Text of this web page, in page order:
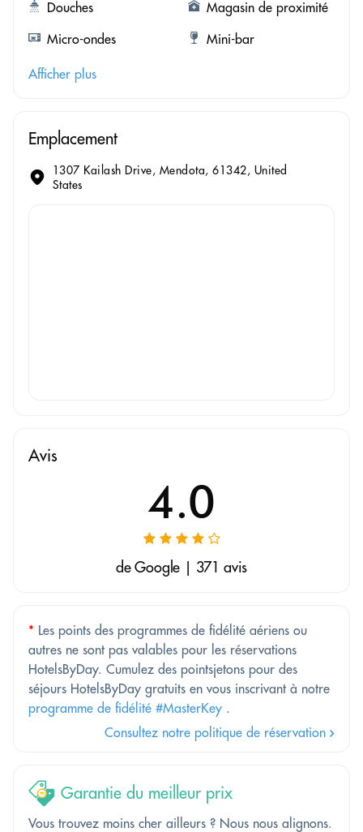
Douches
Magasin de proximité
Micro-ondes
Mini-bar
Afficher plus
Emplacement
1307 Kailash Drive, Mendota, 61342, United
States
Avis
4.0
de Google | 371 avis
* Les points des programmes de fidélité aériens ou
autres ne sont pas valables pour les réservations
HotelsByDay. Cumulez des pointsjetons pour des
séjours HotelsByDay gratuits en vous inscrivant à notre
programme de fidélité #MasterKey .
Consultez notre politique de réservation
Garantie du meilleur prix
Vous trouvez moins cher ailleurs ? Nous nous alignons.